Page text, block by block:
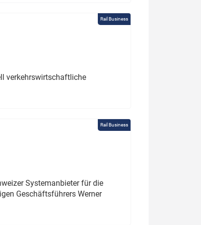
Rail Business
verkehrswirtschaftliche
Rail Business
Systemanbieter für die
Geschäftsführers Werner